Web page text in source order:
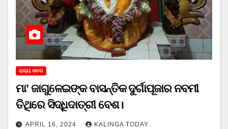
ରାଜ୍ୟ ଖବର
ମା’ ଜାଗୁଳେଇଙ୍କ ବାସନ୍ତିକ ଦୁର୍ଗାପୂଜାର ନବମୀ
ତିଥିରେ ସିଦ୍ଧିଦାତ୍ରୀ ବେଶ।
APRIL 16, 2024 KALINGA TODAY